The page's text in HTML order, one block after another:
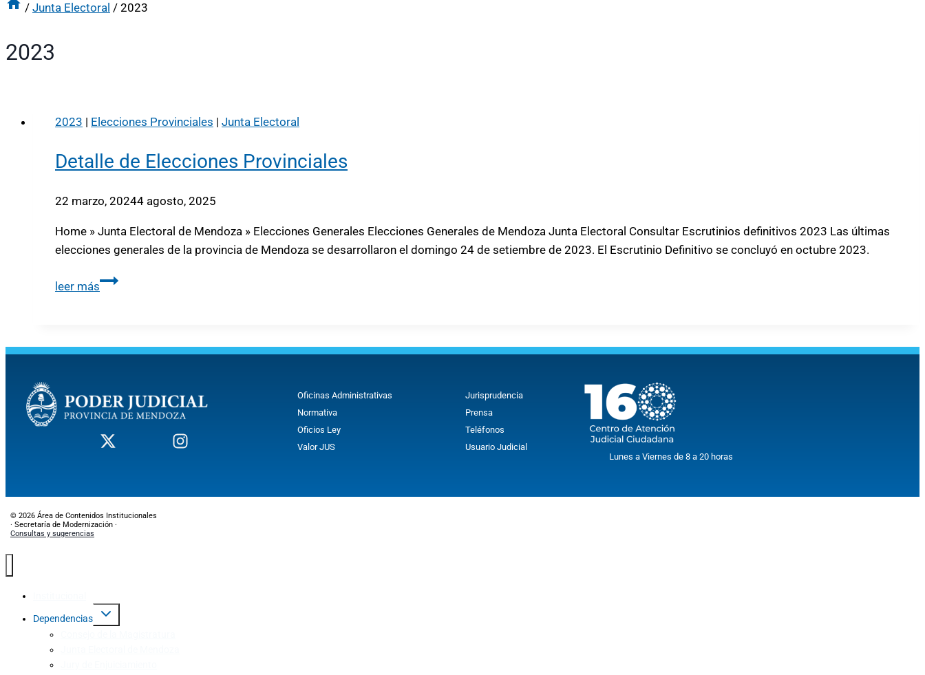
/ Junta Electoral / 2023
2023
2023 | Elecciones Provinciales | Junta Electoral
Detalle de Elecciones Provinciales
22 marzo, 20244 agosto, 2025
Home » Junta Electoral de Mendoza » Elecciones Generales Elecciones Generales de Mendoza Junta Electoral Consultar Escrutinios definitivos 2023 Las últimas
elecciones generales de la provincia de Mendoza se desarrollaron el domingo 24 de setiembre de 2023. El Escrutinio Definitivo se concluyó en octubre 2023.
leer más
Oficinas Administrativas
Normativa
Oficios Ley
Valor JUS
Jurisprudencia
Prensa
Teléfonos
Usuario Judicial
Lunes a Viernes de 8 a 20 horas
© 2026 Área de Contenidos Institucionales
· Secretaría de Modernización ·
Consultas y sugerencias
Dependencias